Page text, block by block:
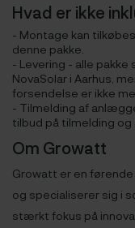
Hvad er ikke
- Montage kan
denne pakke.
- Levering - alle
NovaSolar i Aarhus,
forsendelse er ikke
- Tilmelding af
tilbud på tilmelding
Om Growatt
Growatt er en
og specialiserer sig i
stærkt fokus på